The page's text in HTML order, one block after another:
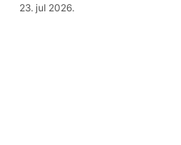
23. jul 2026.